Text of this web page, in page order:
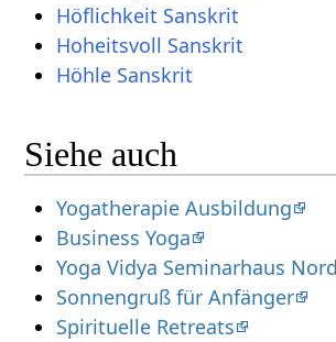
Höflichkeit Sanskrit
Hoheitsvoll Sanskrit
Höhle Sanskrit
Siehe auch
Yogatherapie Ausbildung
Business Yoga
Yoga Vidya Seminarhaus
Sonnengruß für Anfänger
Spirituelle Retreats